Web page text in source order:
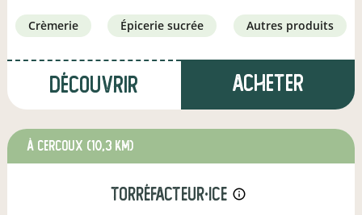
crèmerie épicerie sucrée autres produits
Découvrir Acheter
à Cercoux (10,3 km)
torréfacteur·ice info_outline